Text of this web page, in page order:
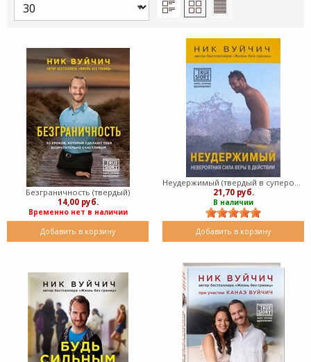
Безграничность (твердый)
14,00 руб.
Временно нет в наличии
Добавить в корзину
21,70 руб.
В наличии
Добавить в корзину